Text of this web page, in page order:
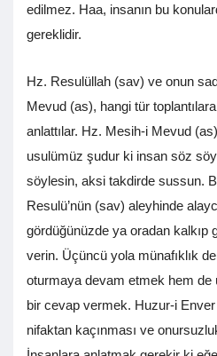
edilmez. Haa, insanın bu
gereklidir.
Hz. Resulüllah (sav) ve onun
Mevud (as), hangi tür
anlattılar. Hz. Mesih-i Mevud
usulümüz şudur ki insan söz
söylesin, aksi takdirde sussun.
Resulü’nün (sav) aleyhinde
gördüğünüzde ya oradan kalkıp
verin. Üçüncü yola münafıklık
oturmaya devam etmek hem de
bir cevap vermek. Huzur-i
nifaktan kaçınması ve